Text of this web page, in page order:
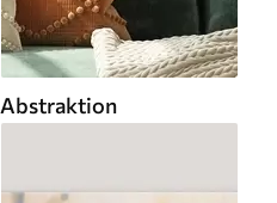
Abstraktion